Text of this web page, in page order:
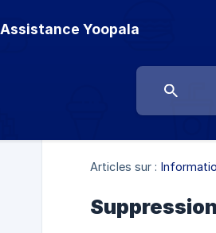
Assistance Yoopala
Articles sur :